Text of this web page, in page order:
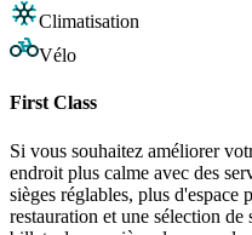
Climatisation
Vélo
First Class
Si vous souhaitez améliorer
endroit plus calme avec des
sièges réglables, plus d'espace
restauration et une sélection